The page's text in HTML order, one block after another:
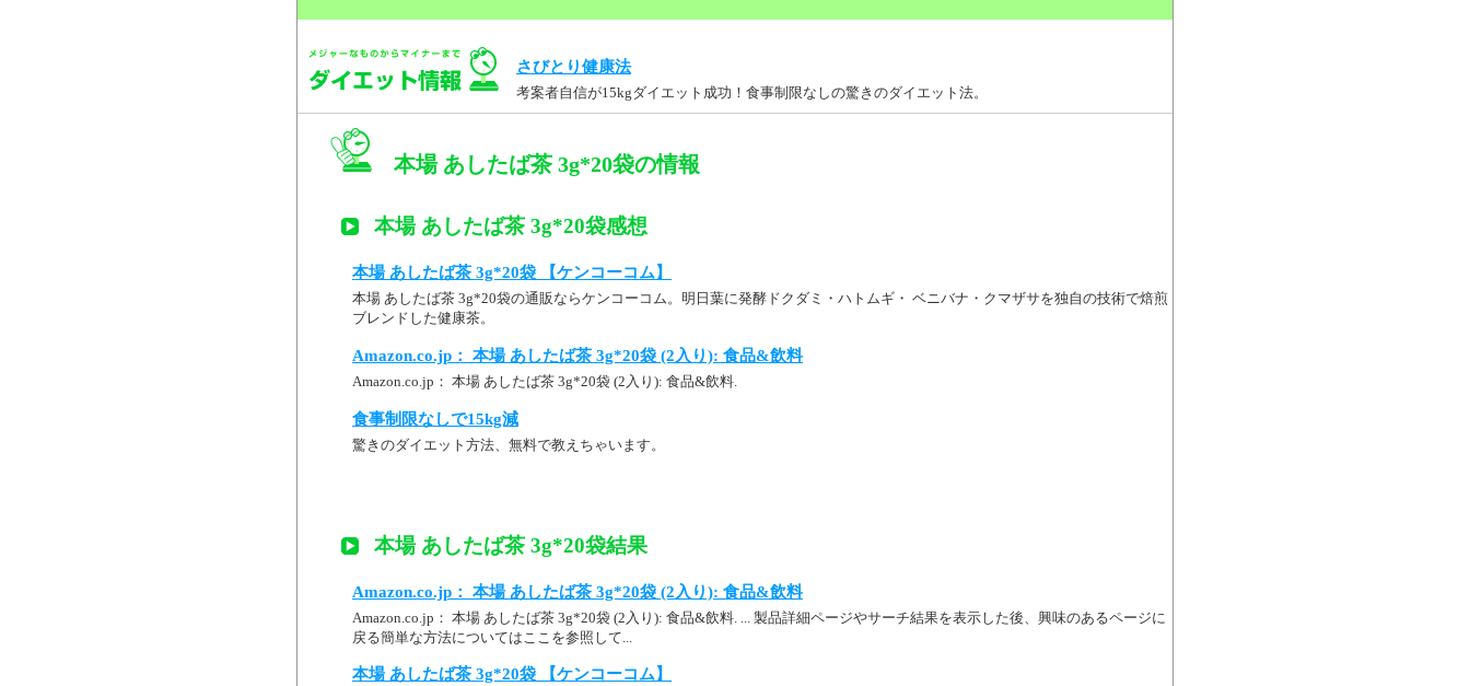
さびとり健康法
考案者自信が15kgダイエット成功！食事制限なしの驚きのダイエット法。
本場 あしたば茶 3g*20袋の情報
本場 あしたば茶 3g*20袋感想
本場 あしたば茶 3g*20袋 【ケンコーコム】
本場 あしたば茶 3g*20袋の通販ならケンコーコム。明日葉に発酵ドクダミ・ハトムギ・ ベニバナ・クマザサを独自の技術で焙煎
ブレンドした健康茶。
Amazon.co.jp： 本場 あしたば茶 3g*20袋 (2入り): 食品&飲料
Amazon.co.jp： 本場 あしたば茶 3g*20袋 (2入り): 食品&飲料.
食事制限なしで15kg減
驚きのダイエット方法、無料で教えちゃいます。
本場 あしたば茶 3g*20袋結果
Amazon.co.jp： 本場 あしたば茶 3g*20袋 (2入り): 食品&飲料
Amazon.co.jp： 本場 あしたば茶 3g*20袋 (2入り): 食品&飲料. ... 製品詳細ページやサーチ結果を表示した後、興味のあるページに
戻る簡単な方法についてはここを参照して...
本場 あしたば茶 3g*20袋 【ケンコーコム】